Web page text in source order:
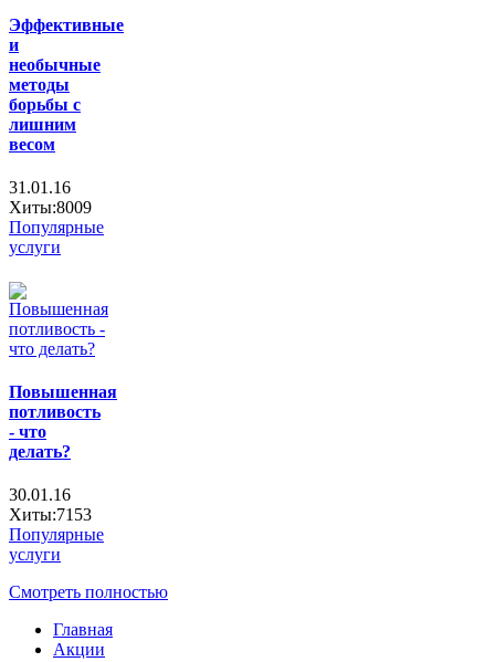
Эффективные
и
необычные
методы
борьбы с
лишним
весом
31.01.16
Хиты:8009
Популярные
услуги
Повышенная
потливость
- что
делать?
30.01.16
Хиты:7153
Популярные
услуги
Смотреть полностью
Главная
Акции